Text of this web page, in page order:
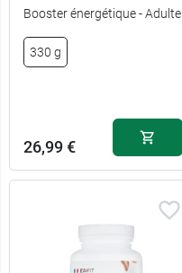
Booster énergétique - Adulte
330 g
26,99 €